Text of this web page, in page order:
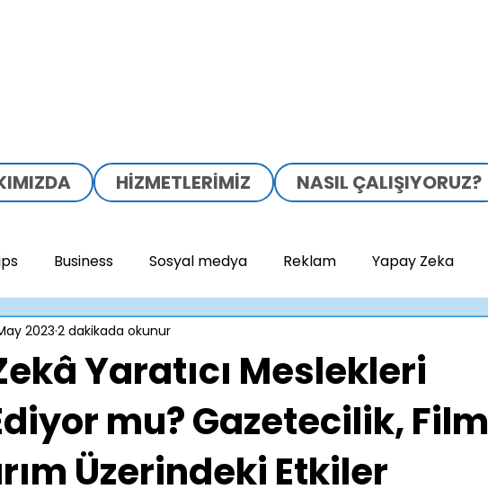
HIZMETLERIMIZ NASIL ÇALIŞIYORUZ?
Business Sosyal medya Reklam Yapay Zeka
Yaratıcı Meslekleri
mu? Gazetecilik, Film
Üzerindeki Etkiler
2023 2 dakikada okunur